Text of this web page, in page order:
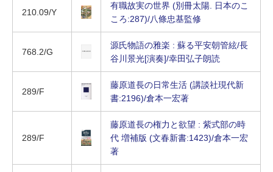
210.09/Y
有職故実の世界 (別冊太陽. 日本のこ
ころ:287)/八條忠基監修
768.2/G
源氏物語の雅楽 : 蘇る平安朝管絃/長
谷川景光[演奏]/幸田弘子朗読
289/F
藤原道長の日常生活 (講談社現代新
書:2196)/倉本一宏著
289/F
藤原道長の権力と欲望 : 紫式部の時
代 増補版 (文春新書:1423)/倉本一宏
著